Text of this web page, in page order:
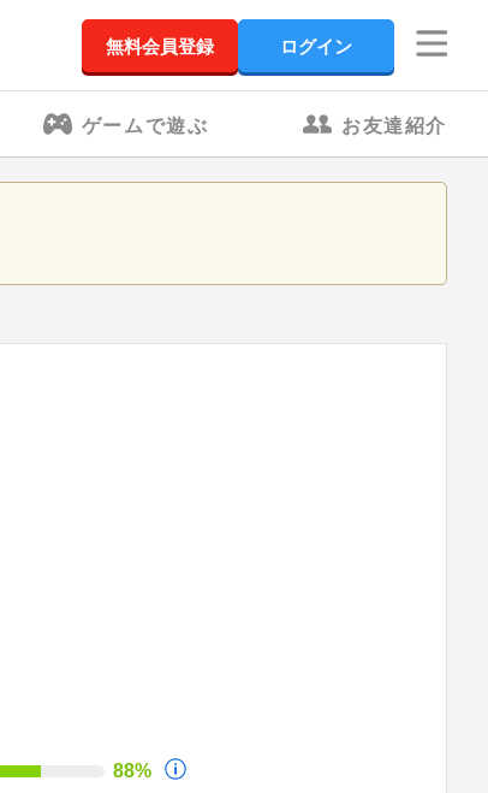
無料会員登録 ログイン
ゲームで遊ぶ お友達紹介
88%